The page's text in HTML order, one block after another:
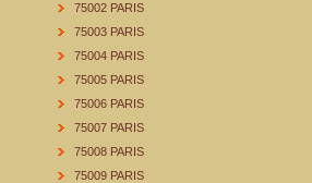
75002 PARIS
75003 PARIS
75004 PARIS
75005 PARIS
75006 PARIS
75007 PARIS
75008 PARIS
75009 PARIS